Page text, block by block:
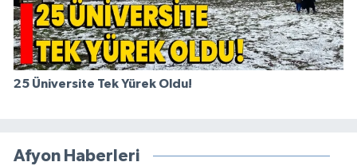
25 Üniversite Tek Yürek Oldu!
Afyon Haberleri